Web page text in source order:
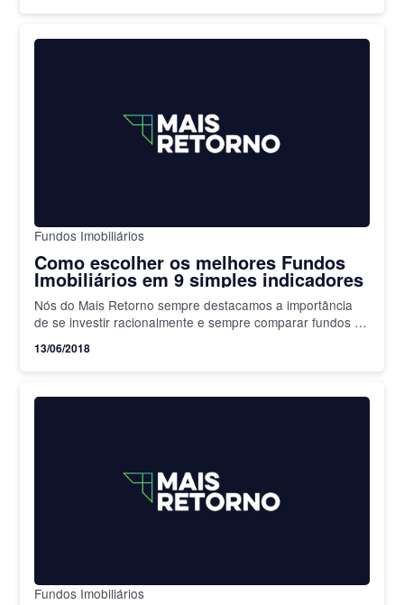
Fundos Imobiliários
Como escolher os melhores Fundos
Imobiliários em 9 simples indicadores
Nós do Mais Retorno sempre destacamos a importância
de se investir racionalmente e sempre comparar fundos de
é…
13/06/2018
Fundos Imobiliários